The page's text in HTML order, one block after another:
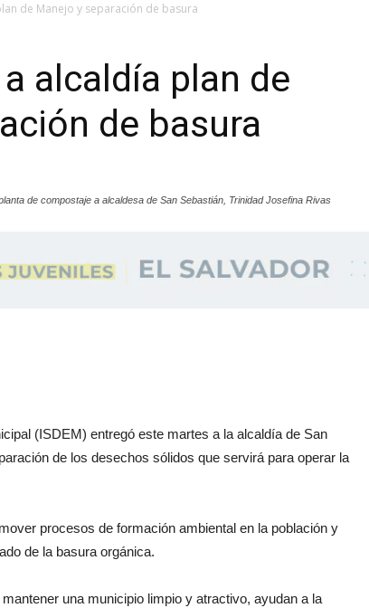
de Manejo y separación de basura
alcaldía plan de
de basura
de compostaje a alcaldesa de San Sebastián, Trinidad Josefina Rivas
(ISDEM) entregó este martes a la alcaldía de San
de los desechos sólidos que servirá para operar la
procesos de formación ambiental en la población y
de la basura orgánica.
una municipio limpio y atractivo, ayudan a la